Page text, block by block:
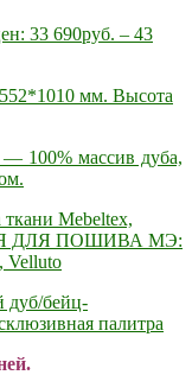
33 690руб. – 43
мм. Высота
— 100% массив дуба,
Mebeltex,
ДЛЯ ПОШИВА МЭ:
Velluto
дуб/бейц-
палитра